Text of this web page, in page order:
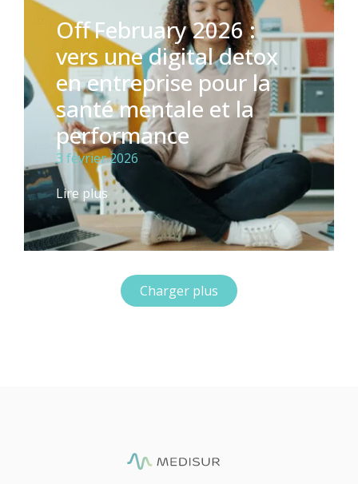
Off February 2026 :
vers une digital detox
en entreprise pour la
santé mentale et la
performance
3 février 2026
Lire plus
Charger plus